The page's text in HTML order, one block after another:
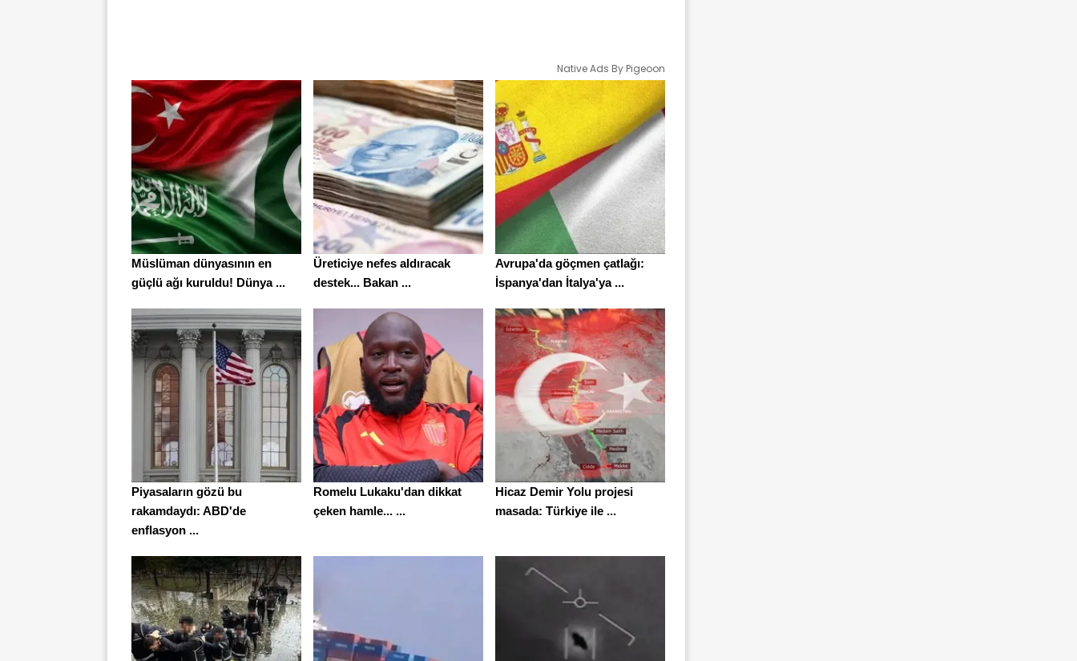
Native Ads By Pigeoon
Müslüman dünyasının en
güçlü ağı kuruldu! Dünya ...
Üreticiye nefes aldıracak
destek... Bakan ...
Avrupa'da göçmen çatlağı:
İspanya'dan İtalya'ya ...
Piyasaların gözü bu
rakamdaydı: ABD'de
enflasyon ...
Romelu Lukaku'dan dikkat
çeken hamle... ...
Hicaz Demir Yolu projesi
masada: Türkiye ile ...